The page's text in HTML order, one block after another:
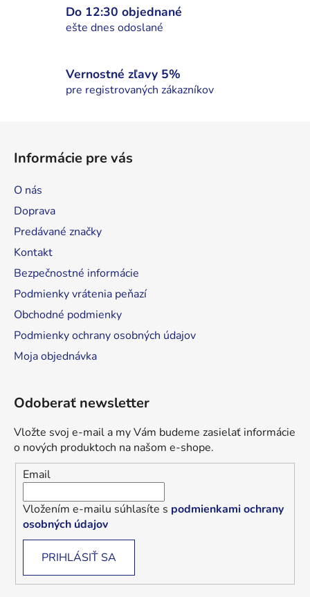
ý
p
u
Do 12:30 objednané
ešte dnes odoslané
Vernostné zľavy 5%
pre registrovaných zákazníkov
Informácie pre vás
O nás
Doprava
Predávané značky
Kontakt
Bezpečnostné informácie
Podmienky vrátenia peňazí
Obchodné podmienky
Podmienky ochrany osobných údajov
Moja objednávka
Odoberať newsletter
Vložte svoj e-mail a my Vám budeme zasielať informácie
o nových produktoch na našom e-shope.
Email
Vložením e-mailu súhlasíte s podmienkami ochrany
osobných údajov
PRIHLÁSIŤ SA